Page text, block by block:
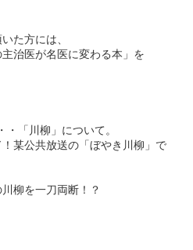
た方には、
治医が名医に変わる本」を
「川柳」について。
某公共放送の「ぼやき川柳」で
柳を一刀両断！？